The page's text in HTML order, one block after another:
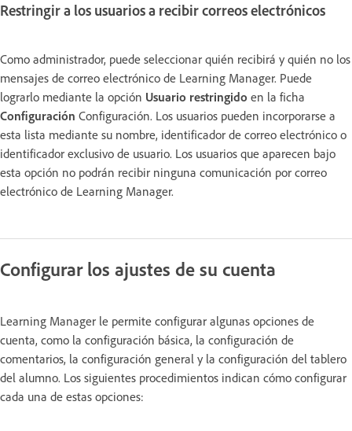
Restringir a los usuarios a recibir correos electrónicos
Como administrador, puede seleccionar quién recibirá y quién no los
mensajes de correo electrónico de Learning Manager. Puede
lograrlo mediante la opción Usuario restringido en la ficha
Configuración Configuración. Los usuarios pueden incorporarse a
esta lista mediante su nombre, identificador de correo electrónico o
identificador exclusivo de usuario. Los usuarios que aparecen bajo
esta opción no podrán recibir ninguna comunicación por correo
electrónico de Learning Manager.
Configurar los ajustes de su cuenta
Learning Manager le permite configurar algunas opciones de
cuenta, como la configuración básica, la configuración de
comentarios, la configuración general y la configuración del tablero
del alumno. Los siguientes procedimientos indican cómo configurar
cada una de estas opciones: